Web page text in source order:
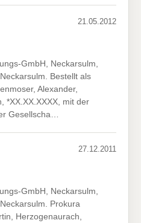
21.05.2012
GmbH, Neckarsulm,
Bestellt als
Alexander,
*XX.XX.XXXX, mit der
Gesellscha…
27.12.2011
GmbH, Neckarsulm,
Prokura
Herzogenaurach,